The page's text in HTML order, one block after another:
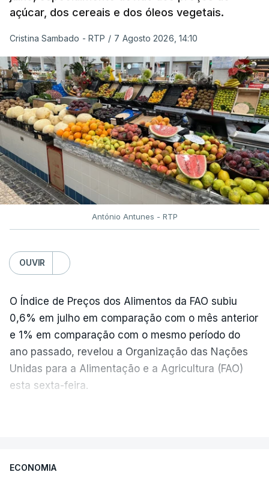
açúcar, dos cereais e dos óleos vegetais.
Cristina Sambado - RTP / 7 Agosto 2026, 14:10
António Antunes - RTP
OUVIR
O Índice de Preços dos Alimentos da FAO subiu
0,6% em julho em comparação com o mês anterior
e 1% em comparação com o mesmo período do
ano passado, revelou a Organização das Nações
Unidas para a Alimentação e a Agricultura (FAO)
esta sexta-feira.
com ondas de calor no Verão e conflitos na
ECONOMIA